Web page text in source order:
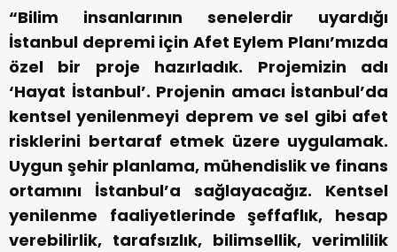
“Bilim insanlarının senelerdir uyardığı
İstanbul depremi için Afet Eylem Planı’mızda
özel bir proje hazırladık. Projemizin adı
‘Hayat İstanbul’. Projenin amacı İstanbul’da
kentsel yenilenmeyi deprem ve sel gibi afet
risklerini bertaraf etmek üzere uygulamak.
Uygun şehir planlama, mühendislik ve finans
ortamını İstanbul’a sağlayacağız. Kentsel
yenilenme faaliyetlerinde şeffaflık, hesap
verebilirlik, tarafsızlık, bilimsellik, verimlilik